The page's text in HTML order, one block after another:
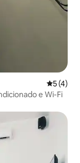
5 de
5 (4)
e Wi-Fi